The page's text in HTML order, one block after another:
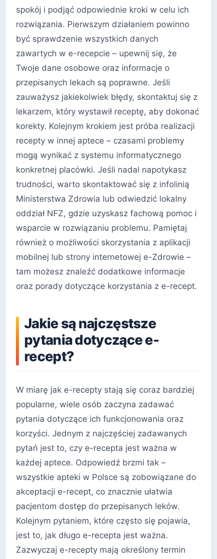
spokój i podjąć odpowiednie kroki w celu ich
rozwiązania. Pierwszym działaniem powinno
być sprawdzenie wszystkich danych
zawartych w e-recepcie – upewnij się, że
Twoje dane osobowe oraz informacje o
przepisanych lekach są poprawne. Jeśli
zauważysz jakiekolwiek błędy, skontaktuj się z
lekarzem, który wystawił receptę, aby dokonać
korekty. Kolejnym krokiem jest próba realizacji
recepty w innej aptece – czasami problemy
mogą wynikać z systemu informatycznego
konkretnej placówki. Jeśli nadal napotykasz
trudności, warto skontaktować się z infolinią
Ministerstwa Zdrowia lub odwiedzić lokalny
oddział NFZ, gdzie uzyskasz fachową pomoc i
wsparcie w rozwiązaniu problemu. Pamiętaj
również o możliwości skorzystania z aplikacji
mobilnej lub strony internetowej e-Zdrowie –
tam możesz znaleźć dodatkowe informacje
oraz porady dotyczące korzystania z e-recept.
Jakie są najczęstsze
pytania dotyczące e-
recept?
W miarę jak e-recepty stają się coraz bardziej
popularne, wiele osób zaczyna zadawać
pytania dotyczące ich funkcjonowania oraz
korzyści. Jednym z najczęściej zadawanych
pytań jest to, czy e-recepta jest ważna w
każdej aptece. Odpowiedź brzmi tak –
wszystkie apteki w Polsce są zobowiązane do
akceptacji e-recept, co znacznie ułatwia
pacjentom dostęp do przepisanych leków.
Kolejnym pytaniem, które często się pojawia,
jest to, jak długo e-recepta jest ważna.
Zazwyczaj e-recepty mają określony termin